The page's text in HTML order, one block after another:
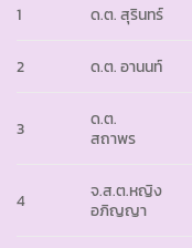
1 ด.ต. สุรินทร์
2 ด.ต. อานนท์
3
ด.ต.
สถาพร
4
จ.ส.ต.หญิง
อภิญญา